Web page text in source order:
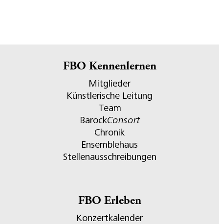
FBO Kennenlernen
Mitglieder
Künstlerische Leitung
Team
BarockConsort
Chronik
Ensemblehaus
Stellenausschreibungen
FBO Erleben
Konzertkalender